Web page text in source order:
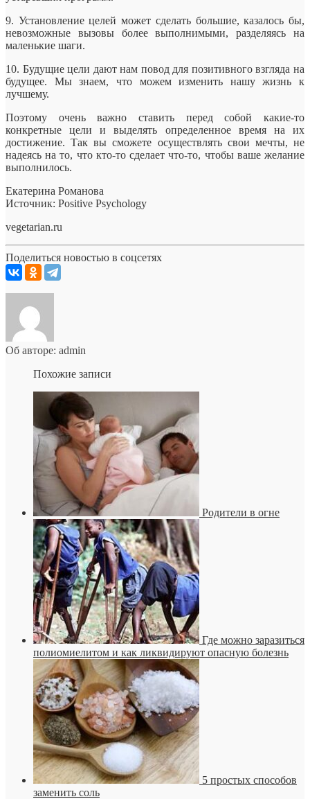
9. Установление целей может сделать большие, казалось бы,
невозможные вызовы более выполнимыми, разделяясь на
маленькие шаги.
10. Будущие цели дают нам повод для позитивного взгляда на
будущее. Мы знаем, что можем изменить нашу жизнь к
лучшему.
Поэтому очень важно ставить перед собой какие-то
конкретные цели и выделять определенное время на их
достижение. Так вы сможете осуществлять свои мечты, не
надеясь на то, что кто-то сделает что-то, чтобы ваше желание
выполнилось.
Екатерина Романова
Источник: Positive Psychology
vegetarian.ru
Поделиться новостью в соцсетях
Об авторе: admin
Похожие записи
Родители в огне
Где можно заразиться
полиомиелитом и как ликвидируют опасную болезнь
5 простых способов
заменить соль